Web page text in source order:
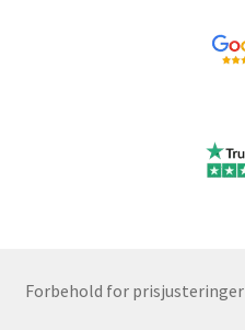
Forbehold for prisjusteringer